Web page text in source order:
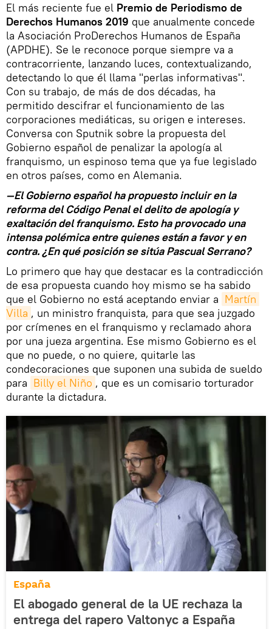
El más reciente fue el Premio de Periodismo de
Derechos Humanos 2019 que anualmente concede
la Asociación ProDerechos Humanos de España
(APDHE). Se le reconoce porque siempre va a
contracorriente, lanzando luces, contextualizando,
detectando lo que él llama "perlas informativas".
Con su trabajo, de más de dos décadas, ha
permitido descifrar el funcionamiento de las
corporaciones mediáticas, su origen e intereses.
Conversa con Sputnik sobre la propuesta del
Gobierno español de penalizar la apología al
franquismo, un espinoso tema que ya fue legislado
en otros países, como en Alemania.
—El Gobierno español ha propuesto incluir en la
reforma del Código Penal el delito de apología y
exaltación del franquismo. Esto ha provocado una
intensa polémica entre quienes están a favor y en
contra. ¿En qué posición se sitúa Pascual Serrano?
Lo primero que hay que destacar es la contradicción
de esa propuesta cuando hoy mismo se ha sabido
que el Gobierno no está aceptando enviar a Martín
Villa , un ministro franquista, para que sea juzgado
por crímenes en el franquismo y reclamado ahora
por una jueza argentina. Ese mismo Gobierno es el
que no puede, o no quiere, quitarle las
condecoraciones que suponen una subida de sueldo
para Billy el Niño , que es un comisario torturador
durante la dictadura.
España
El abogado general de la UE rechaza la
entrega del rapero Valtonyc a España